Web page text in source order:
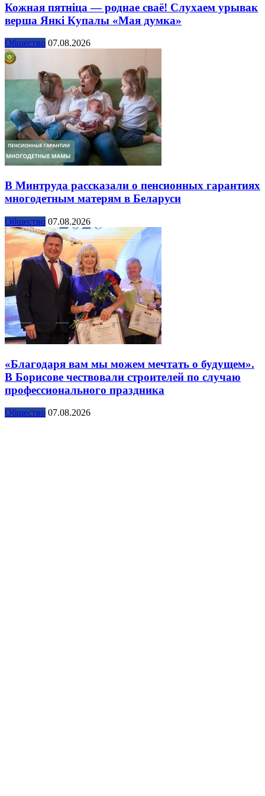
Кожная пятніца — роднае сваё! Слухаем урывак
верша Янкі Купалы «Мая думка»
Общество 07.08.2026
В Минтруда рассказали о пенсионных гарантиях
многодетным матерям в Беларуси
Общество 07.08.2026
«Благодаря вам мы можем мечтать о будущем».
В Борисове чествовали строителей по случаю
профессионального праздника
Общество 07.08.2026